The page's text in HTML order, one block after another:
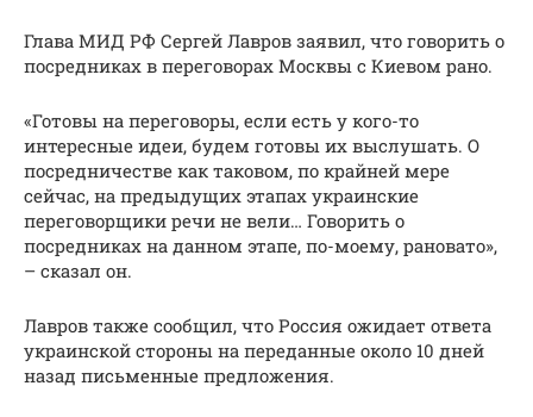
Глава МИД РФ Сергей Лавров заявил, что говорить о
посредниках в переговорах Москвы с Киевом рано.
«Готовы на переговоры, если есть у кого-то
интересные идеи, будем готовы их выслушать. О
посредничестве как таковом, по крайней мере
сейчас, на предыдущих этапах украинские
переговорщики речи не вели… Говорить о
посредниках на данном этапе, по-моему, рановато»,
– сказал он.
Лавров также сообщил, что Россия ожидает ответа
украинской стороны на переданные около 10 дней
назад письменные предложения.